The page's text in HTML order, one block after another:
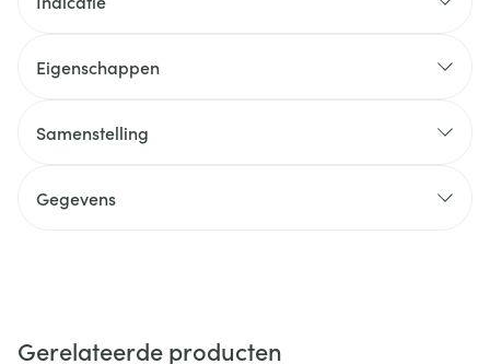
Eigenschappen
Samenstelling
Gegevens
Gerelateerde producten